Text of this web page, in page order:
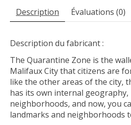
Description Évaluations (0)
Description du fabricant :
The Quarantine Zone is the
Malifaux City that citizens are
like the other areas of the city,
has its own internal geography,
neighborhoods, and now, you
landmarks and neighborhoods